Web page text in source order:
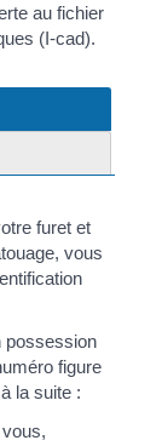
au fichier
(I-cad).
furet et
vous
possession
figure
la suite :